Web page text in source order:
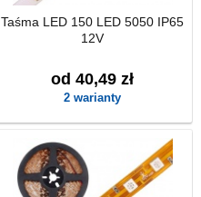
Taśma LED 150 LED 5050 IP65
12V
od 40,49 zł
2 warianty